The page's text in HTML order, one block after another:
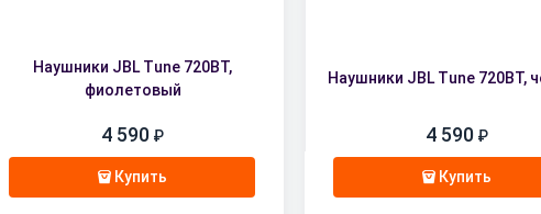
Наушники JBL Tune 720BT,
фиолетовый
4 590
Купить
Наушники JBL Tune 720BT,
4 590
Купить